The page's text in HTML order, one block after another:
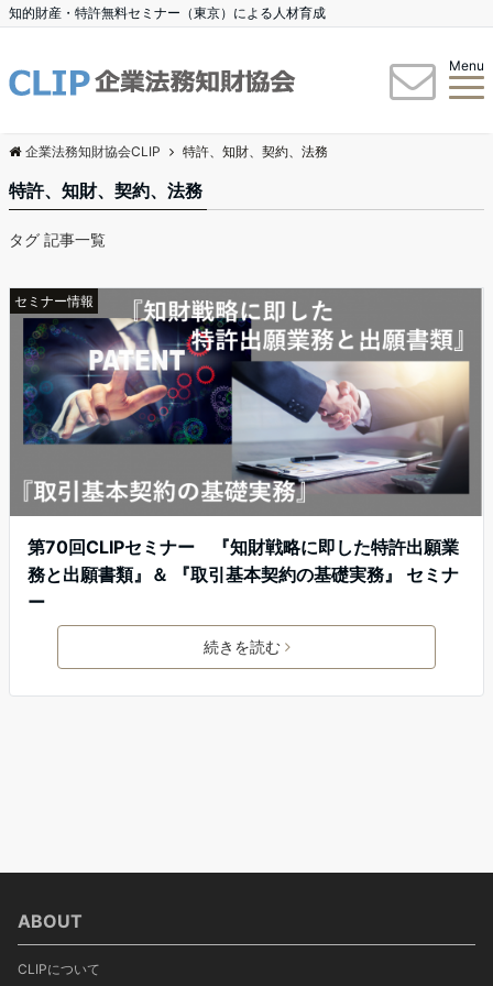
知的財産・特許無料セミナー（東京）による人材育成
Menu
企業法務知財協会CLIP 特許、知財、契約、法務
特許、知財、契約、法務
タグ 記事一覧
セミナー情報
第70回CLIPセミナー 『知財戦略に即した特許出願業
務と出願書類』＆ 『取引基本契約の基礎実務』 セミナ
ー
続きを読む
ABOUT
CLIPについて